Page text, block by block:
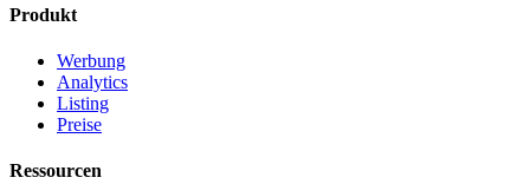
Produkt
Werbung
Analytics
Listing
Preise
Ressourcen